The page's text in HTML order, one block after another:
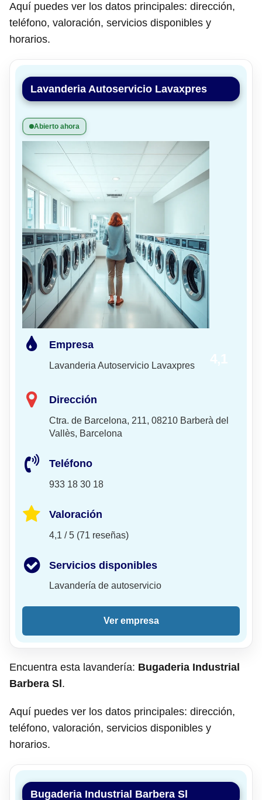
Aquí puedes ver los datos principales: dirección,
teléfono, valoración, servicios disponibles y
horarios.
Lavanderia Autoservicio Lavaxpres
Abierto ahora
Empresa
Lavanderia Autoservicio Lavaxpres
Dirección
Ctra. de Barcelona, 211, 08210 Barberà del
Vallès, Barcelona
Teléfono
933 18 30 18
Valoración
4,1 / 5 (71 reseñas)
Servicios disponibles
Lavandería de autoservicio
Ver empresa
Encuentra esta lavandería: Bugaderia Industrial
Barbera Sl .
Aquí puedes ver los datos principales: dirección,
teléfono, valoración, servicios disponibles y
horarios.
Bugaderia Industrial Barbera Sl